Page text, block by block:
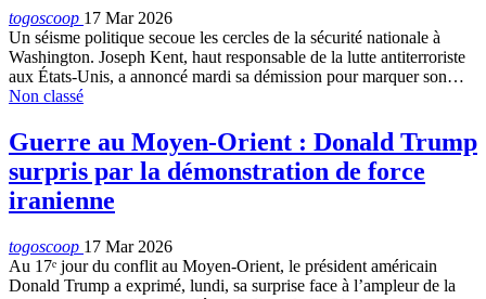
togoscoop 17 Mar 2026
Un séisme politique secoue les cercles de la sécurité nationale à
Washington. Joseph Kent, haut responsable de la lutte antiterroriste
aux États-Unis, a annoncé mardi sa démission pour marquer son…
Non classé
Guerre au Moyen-Orient : Donald Trump
surpris par la démonstration de force
iranienne
togoscoop 17 Mar 2026
Au 17ᵉ jour du conflit au Moyen-Orient, le président américain
Donald Trump a exprimé, lundi, sa surprise face à l’ampleur de la